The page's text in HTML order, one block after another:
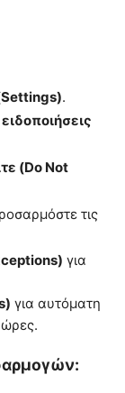
.
(Do Not
τις
για
για αυτόματη